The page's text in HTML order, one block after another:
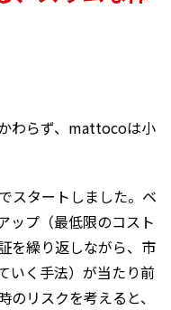
わらず、mattocoは小
スタートしました。ベ
ップ（最低限のコスト
を繰り返しながら、市
いく手法）が当たり前
リスクを考えると、